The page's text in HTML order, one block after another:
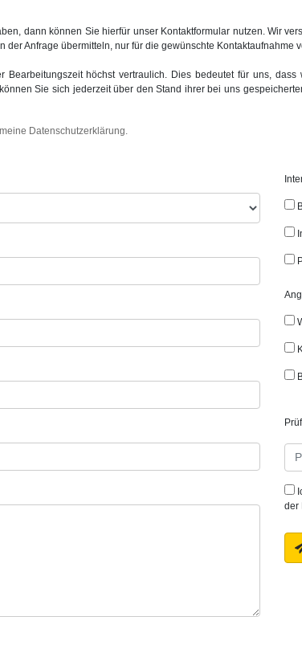
dann können Sie hierfür unser Kontaktformular nutzen. Wir
der Anfrage übermitteln, nur für die gewünschte Kontaktaufnahme
Bearbeitungszeit höchst vertraulich. Dies bedeutet für uns,
Sie sich jederzeit über den Stand ihrer bei uns
Datenschutzerklärung.
der